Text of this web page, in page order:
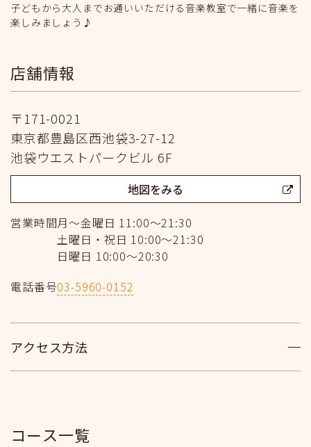
子どもから大人までお通いいただける音楽教室で一緒に音楽を
楽しみましょう♪
店舗情報
〒171-0021
東京都豊島区西池袋3-27-12
池袋ウエストパークビル 6F
地図をみる
営業時間月〜金曜日 11:00〜21:30
土曜日・祝日 10:00〜21:30
日曜日 10:00〜20:30
電話番号03-5960-0152
アクセス方法
コース一覧